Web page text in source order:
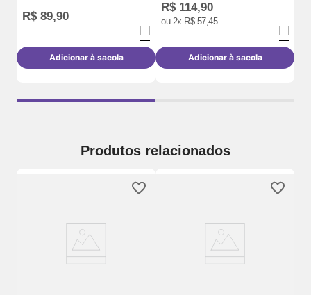
R$ 89,90
Adicionar à sacola
R$ 114,90
ou 2x R$ 57,45
Adicionar à sacola
Produtos relacionados